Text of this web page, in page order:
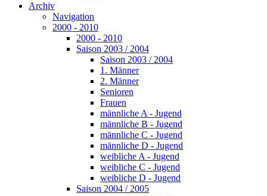
Archiv
Navigation
2000 - 2010
2000 - 2010
Saison 2003 / 2004
Saison 2003 / 2004
1. Männer
2. Männer
Senioren
Frauen
männliche A - Jugend
männliche B - Jugend
männliche C - Jugend
männliche D - Jugend
weibliche A - Jugend
weibliche C - Jugend
weibliche D - Jugend
Saison 2004 / 2005